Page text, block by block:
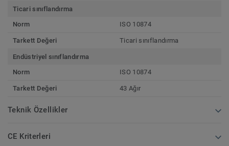
Ticari sınıflandırma
Norm
ISO 10874
Tarkett Değeri Ticari sınıflandırma
Endüstriyel sınıflandırma
Norm
ISO 10874
Tarkett Değeri 43 Ağır
Teknik Özellikler
CE Kriterleri